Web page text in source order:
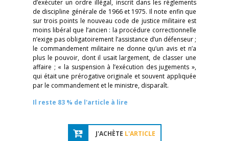
d’exécuter un ordre illégal, inscrit dans les règlements
de discipline générale de 1966 et 1975. Il note enfin que
sur trois points le nouveau code de justice militaire est
moins libéral que l’ancien : la procédure correctionnelle
n’exige pas obligatoirement l’assistance d’un défenseur ;
le commandement militaire ne donne qu’un avis et n’a
plus le pouvoir, dont il usait largement, de classer une
affaire ; « la suspension à l’exécution des jugements »,
qui était une prérogative originale et souvent appliquée
par le commandement et le ministre, disparaît.
Il reste 83 % de l'article à lire
J'ACHÈTE L'ARTICLE